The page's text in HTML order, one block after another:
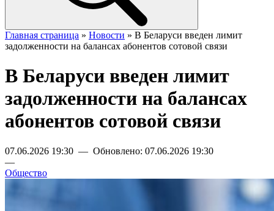
Главная страница » Новости » В Беларуси введен лимит
задолженности на балансах абонентов сотовой связи
В Беларуси введен лимит
задолженности на балансах
абонентов сотовой связи
07.06.2026 19:30 — Обновлено: 07.06.2026 19:30
—
Общество